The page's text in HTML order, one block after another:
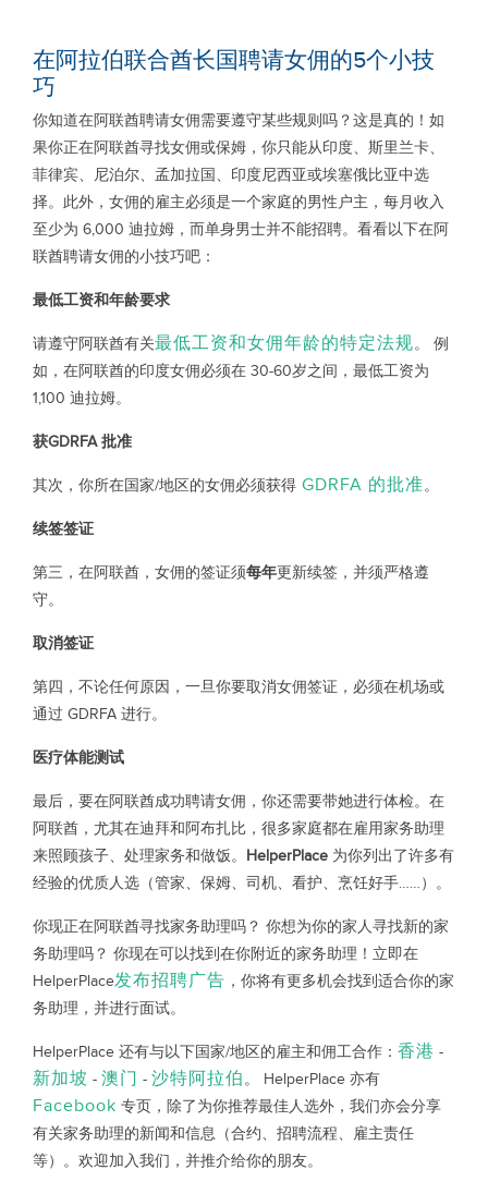
在阿拉伯联合酋长国聘请女佣的5个小技
巧
你知道在阿联酋聘请女佣需要遵守某些规则吗？这是真的！如
果你正在阿联酋寻找女佣或保姆，你只能从印度、斯里兰卡、
菲律宾、尼泊尔、孟加拉国、印度尼西亚或埃塞俄比亚中选
择。此外，女佣的雇主必须是一个家庭的男性户主，每月收入
至少为 6,000 迪拉姆，而单身男士并不能招聘。看看以下在阿
联酋聘请女佣的小技巧吧：
最低工资和年龄要求
请遵守阿联酋有关最低工资和女佣年龄的特定法规。 例
如，在阿联酋的印度女佣必须在 30-60岁之间，最低工资为
1,100 迪拉姆。
获GDRFA批准
其次，你所在国家/地区的女佣必须获得 GDRFA 的批准。
续签签证
第三，在阿联酋，女佣的签证须每年更新续签，并须严格遵
守。
取消签证
第四，不论任何原因，一旦你要取消女佣签证，必须在机场或
通过 GDRFA 进行。
医疗体能测试
最后，要在阿联酋成功聘请女佣，你还需要带她进行体检。在
阿联酋，尤其在迪拜和阿布扎比，很多家庭都在雇用家务助理
来照顾孩子、处理家务和做饭。 HelperPlace 为你列出了许多有
经验的优质人选（管家、保姆、司机、看护、烹饪好手……）。
你现正在阿联酋寻找家务助理吗？ 你想为你的家人寻找新的家
务助理吗？ 你现在可以找到在你附近的家务助理！立即在
HelperPlace发布招聘广告 ，你将有更多机会找到适合你的家
务助理，并进行面试。
HelperPlace 还有与以下国家/地区的雇主和佣工合作： 香港 -
新加坡 - 澳门 - 沙特阿拉伯。 HelperPlace 亦有
Facebook 专页，除了为你推荐最佳人选外，我们亦会分享
有关家务助理的新闻和信息（合约、招聘流程、雇主责任
等）。欢迎加入我们，并推介给你的朋友。